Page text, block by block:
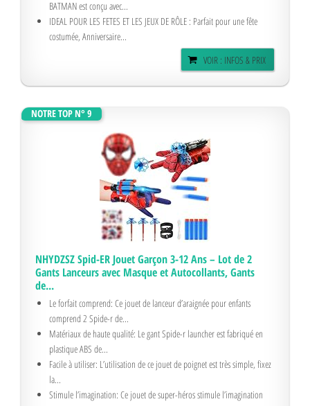
BATMAN est conçu avec...
IDEAL POUR LES FETES ET LES JEUX DE RÔLE : Parfait pour une fête
costumée, Anniversaire...
VOIR : INFOS & PRIX
NOTRE TOP N° 9
NHYDZSZ Spid-ER Jouet Garçon 3-12 Ans – Lot de 2
Gants Lanceurs avec Masque et Autocollants, Gants
de...
Le forfait comprend: Ce jouet de lanceur d’araignée pour enfants
comprend 2 Spide-r de...
Matériaux de haute qualité: Le gant Spide-r launcher est fabriqué en
plastique ABS de...
Facile à utiliser: L’utilisation de ce jouet de poignet est très simple, fixez
la...
Stimule l’imagination: Ce jouet de super-héros stimule l’imagination